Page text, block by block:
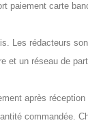
paiement carte
Les rédacteurs
un réseau de
après
commandée.